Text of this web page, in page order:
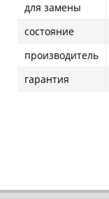
для замены
состояние
производитель
гарантия